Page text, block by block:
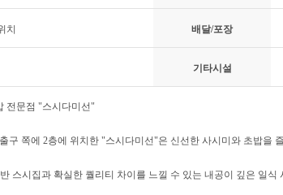
치 배달/포장
기타시설
전문점 "스시다미선"
구 쪽에 2층에 위치한 "스시다미선"은 신선한 사시미와 초밥을
스시집과 확실한 퀄리티 차이를 느낄 수 있는 내공이 깊은 일식